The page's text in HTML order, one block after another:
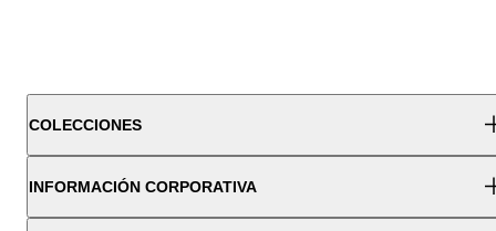
COLECCIONES
INFORMACIÓN CORPORATIVA